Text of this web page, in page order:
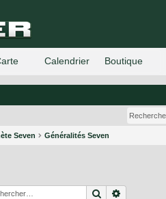
Seven Généralités Seven
Rechercher